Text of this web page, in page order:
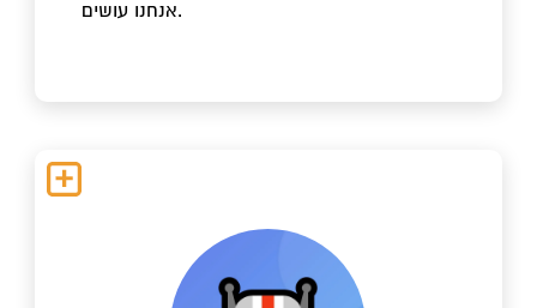
אנחנו עושים.